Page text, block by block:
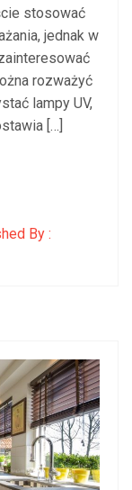
stosować
jednak w
rozważyć
lampy UV,
[…]
By :